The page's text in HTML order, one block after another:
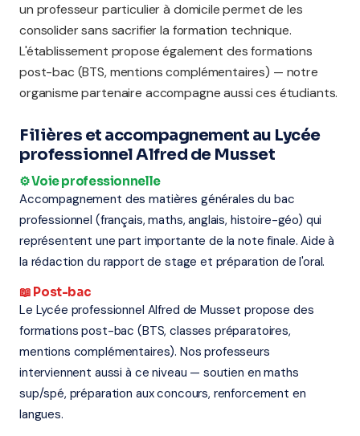
un professeur particulier à domicile permet de les
consolider sans sacrifier la formation technique.
L'établissement propose également des formations
post-bac (BTS, mentions complémentaires) — notre
organisme partenaire accompagne aussi ces étudiants.
Filières et accompagnement au Lycée
professionnel Alfred de Musset
⚙️ Voie professionnelle
Accompagnement des matières générales du bac
professionnel (français, maths, anglais, histoire-géo) qui
représentent une part importante de la note finale. Aide à
la rédaction du rapport de stage et préparation de l'oral.
📖 Post-bac
Le Lycée professionnel Alfred de Musset propose des
formations post-bac (BTS, classes préparatoires,
mentions complémentaires). Nos professeurs
interviennent aussi à ce niveau — soutien en maths
sup/spé, préparation aux concours, renforcement en
langues.